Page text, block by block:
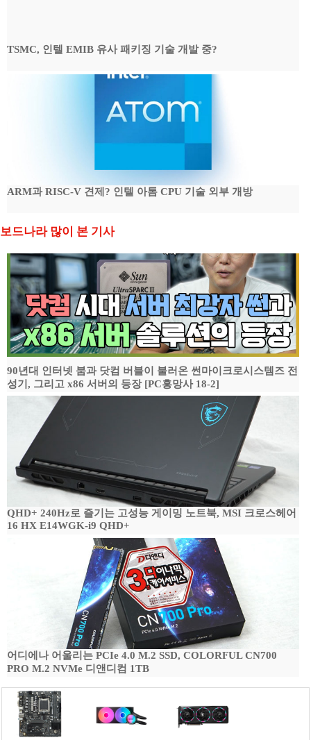
TSMC, 인텔 EMIB 유사 패키징 기술 개발 중?
ARM과 RISC-V 견제? 인텔 아톰 CPU 기술 외부 개방
보드나라 많이 본 기사
90년대 인터넷 붐과 닷컴 버블이 불러온 썬마이크로시스템즈 전
성기, 그리고 x86 서버의 등장 [PC흥망사 18-2]
QHD+ 240Hz로 즐기는 고성능 게이밍 노트북, MSI 크로스헤어
16 HX E14WGK-i9 QHD+
어디에나 어울리는 PCIe 4.0 M.2 SSD, COLORFUL CN700
PRO M.2 NVMe 디앤디컴 1TB